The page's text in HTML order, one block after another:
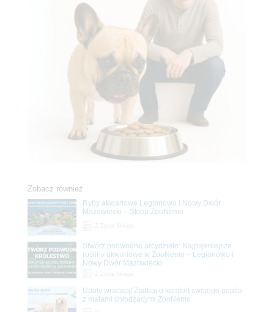
Zobacz również
Ryby akwariowe Legionowo i Nowy Dwór
Mazowiecki – Sklep ZooNemo
Stwórz podwodne arcydzieło: Najpiękniejsze
rośliny akwariowe w ZooNemo – Legionowo i
Nowy Dwór Mazowiecki
Upały wracają! Zadbaj o komfort swojego pupila
z matami chłodzącymi ZooNemo